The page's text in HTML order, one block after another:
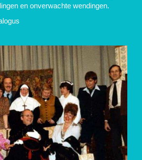
en onverwachte wendingen.